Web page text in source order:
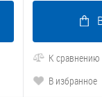
К сравнению
В избранное